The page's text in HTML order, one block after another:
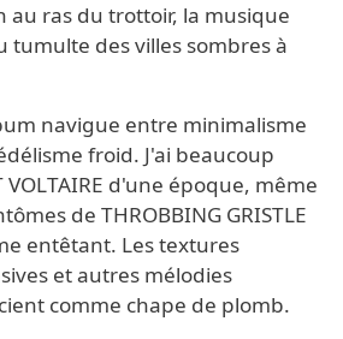
au ras du trottoir, la musique
tumulte des villes sombres à
navigue entre minimalisme
froid. J'ai beaucoup
VOLTAIRE d'une époque, même
de THROBBING GRISTLE
entêtant. Les textures
et autres mélodies
comme chape de plomb.